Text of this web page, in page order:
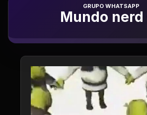
Grupo de
Mundo